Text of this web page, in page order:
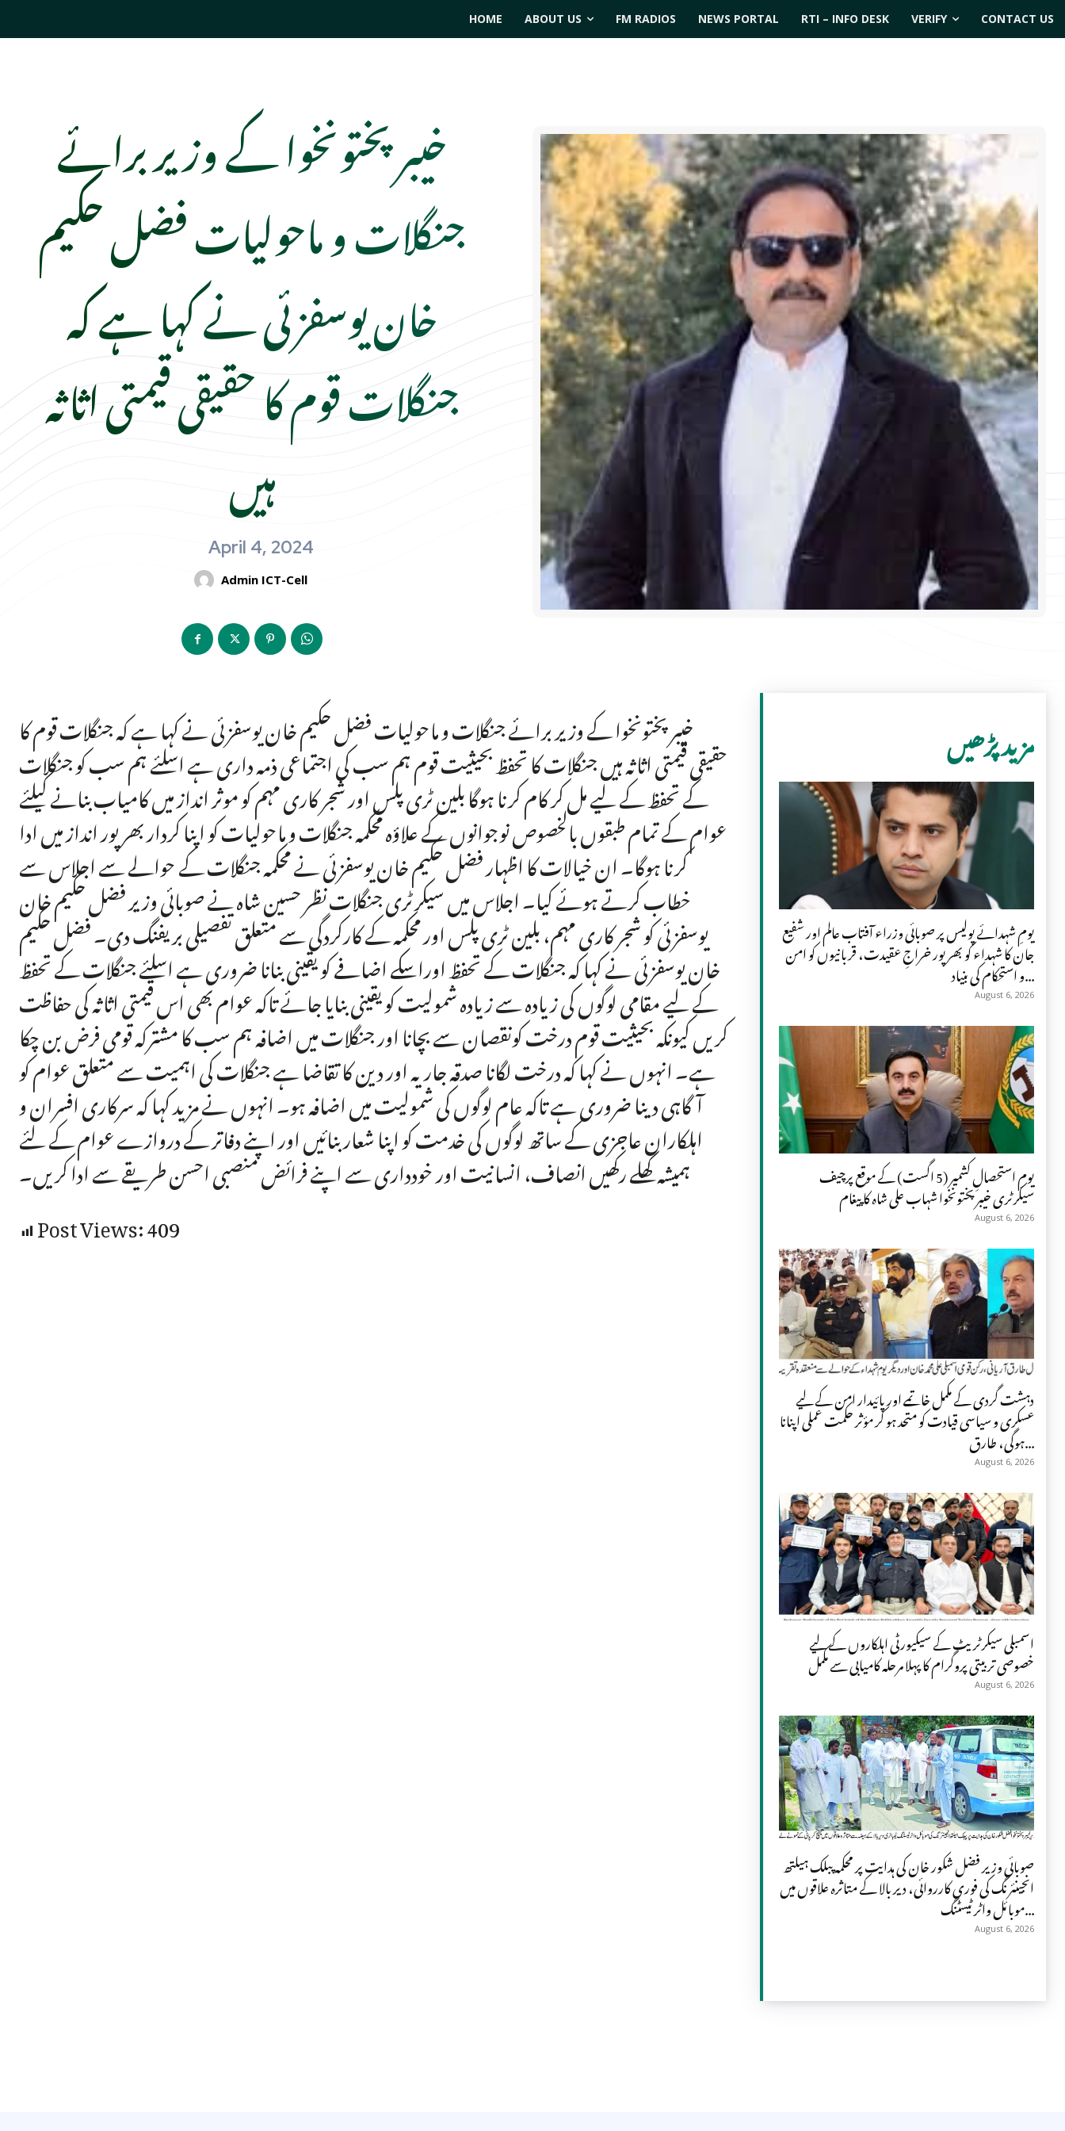
HOME ABOUT US FM RADIOS NEWS PORTAL RTI – INFO DESK VERIFY CONTACT US
خیبرپختونخوا کے وزیر برائے
جنگلات و ماحولیات فضل حکیم
خان یوسفزئی نے کہا ہے کہ
جنگلات قوم کا حقیقی قیمتی اثاثہ
ہیں
April 4, 2024
Admin ICT-Cell
خیبرپختونخوا کے وزیر برائے جنگلات و ماحولیات فضل حکیم خان یوسفزئی نے کہا ہے کہ جنگلات قوم کا
حقیقی قیمتی اثاثہ ہیں جنگلات کا تحفظ بحیثیت قوم ہم سب کی اجتماعی ذمہ داری ہے اسلئے ہم سب کو جنگلات
کے تحفظ کے لیے مل کر کام کرنا ہوگا بلین ٹری پلس اور شجر کاری مہم کو موثر انداز میں کامیاب بنانے کیلئے
عوام کے تمام طبقوں بالخصوص نوجوانوں کے علاؤہ محکمہ جنگلات و ماحولیات کو اپنا کردار بھرپور انداز میں ادا
کرنا ہوگا۔ ان خیالات کا اظہار فضل حکیم خان یوسفزئی نے محکمہ جنگلات کے حوالے سے اجلاس سے
خطاب کرتے ہوئے کیا۔ اجلاس میں سیکرٹری جنگلات نظر حسین شاہ نے صوبائی وزیر فضل حکیم خان
یوسفزئی کو شجر کاری مہم، بلین ٹری پلس اور محکمہ کے کارکردگی سے متعلق تفصیلی بریفنگ دی۔ فضل حکیم
خان یوسفزئی نے کہا کہ جنگلات کے تحفظ اوراسکے اضافے کو یقینی بنانا ضروری ہے اسلئے جنگلات کے تحفظ
کے لیے مقامی لوگوں کی زیادہ سے زیادہ شمولیت کو یقینی بنایا جائے تاکہ عوام بھی اس قیمتی اثاثہ کی حفاظت
کریں کیونکہ بحیثیت قوم درخت کونقصان سے بچانا اور جنگلات میں اضافہ ہم سب کا مشترکہ قومی فرض بن چکا
ہے۔ انہوں نے کہا کہ درخت لگانا صدقہ جاریہ اور دین کا تقاضا ہے جنگلات کی اہمیت سے متعلق عوام کو
آگاہی دینا ضروری ہے تاکہ عام لوگوں کی شمولیت میں اضافہ ہو۔ انہوں نے مزید کہا کہ سرکاری افسران و
اہلکاران عاجزی کے ساتھ لوگوں کی خدمت کو اپنا شعار بنائیں اور اپنے دفاتر کے دروازے عوام کے لئے
ہمیشہ کھلے رکھیں انصاف، انسانیت اور خودداری سے اپنے فرائض منصبی احسن طریقے سے ادا کریں۔
Post Views:409
مزید پڑھیں
یومِ شہدائے پولیس پر صوبائی وزراء آفتاب عالم اور شفیع
جان کا شہداء کو بھرپور خراجِ عقیدت، قربانیوں کو امن
و استحکام کی بنیاد...
August 6, 2026
یومِ استحصالِ کشمیر (5 اگست) کے موقع پرچیف
سیکرٹری خیبر پختونخوا شہاب علی شاہ کا پیغام
August 6, 2026
دہشت گردی کے مکمل خاتمے اور پائیدار امن کے لیے
عسکری و سیاسی قیادت کو متحد ہو کر مؤثر حکمت عملی اپنانا
ہوگی، طارق...
August 6, 2026
اسمبلی سیکرٹریٹ کے سیکیورٹی اہلکاروں کے لیے
خصوصی تربیتی پروگرام کا پہلا مرحلہ کامیابی سے مکمل
August 6, 2026
صوبائی وزیر فضل شکور خان کی ہدایت پر محکمہ پبلک ہیلتھ
انجینئرنگ کی فوری کارروائی، دیر بالا کے متاثرہ علاقوں میں
موبائل واٹر ٹیسٹنگ...
August 6, 2026